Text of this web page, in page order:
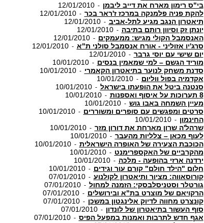
בי"ס רימון מארח את דייב ליבמן -
12/01/2010
להקת פניה פלמנקה במרכז ז'ראר בכר -
12/01/2010
תיאטרון הנגב מגיע לתל-אביב -
12/01/2010
יונתן זק וסיוון רותם בתיבה -
12/01/2010
האנסמבל הקולי מגיש: ממעמקים -
12/01/2010
סרג'יו אזוליני - אורח אנסמבל סולני ת"א -
12/01/2010
יום שישי עם יוסי גרבר -
12/01/2010
מוריד הגשם – למי שמאמין בנסים -
10/01/2010
סדנת משחק לנוער בתיאטרון הקאמרי -
10/01/2010
אקדמיה בפול ווליום -
10/01/2010
סנטנה ביטל את הופעתו בישראל -
10/01/2010
8 תערוכות על איסוף ואספנות
-
10/01/2010
מעיין השמחה באבו גוש -
10/01/2010
סרטים ומפגשים עם סופרים ומשוררים -
10/01/2010
החינמון -
10/01/2010
שרהל'ה שרון מארחת את דורון מזר -
10/01/2010
לעוף מכאן – צלליות מהעבר -
10/01/2010
הכוכבת הצעירה של האופרה הישראלית -
10/01/2010
מהקרביים של האקספרימנט -
10/01/2010
ירדנה ארזי בהופעה - מלכה -
10/01/2010
חלום "הילד חולם" קורם עור וגידים -
10/01/2010
קורוסאווה: מציור ותיאטרון לקולנוע -
07/01/2010
גורטלר וסטניסלבסקי: הזמנה למחול -
07/01/2010
הרקויאם של מוצרט בת"א ובירושלים -
07/01/2010
קונצרט מחווה לדיוק אלינגטון במשכן -
07/01/2010
סוף העשור בתיאטרון של לונדון -
07/01/2010
אגף חדש לתרבות ואמנות במפעל הפיס -
07/01/2010